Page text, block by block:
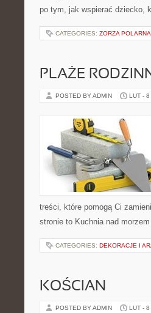
po tym, jak wspierać dziecko,
CATEGORIES: ZORZA
PLAŻE
POSTED BY ADMIN LUT -
treści, które pomogą Ci
stronie to Kuchnia nad
CATEGORIES: DEKORACJE I
KOŚCIAN
POSTED BY ADMIN LUT -